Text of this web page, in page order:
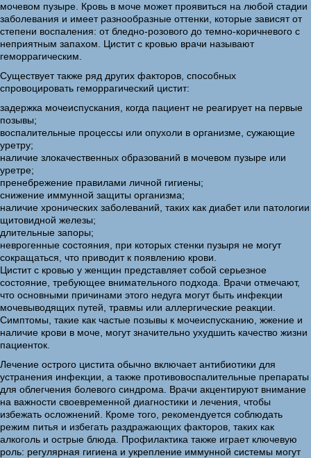
мочевом пузыре. Кровь в моче может проявиться на любой стадии
заболевания и имеет разнообразные оттенки, которые зависят от
степени воспаления: от бледно-розового до темно-коричневого с
неприятным запахом. Цистит с кровью врачи называют
геморрагическим.
Существует также ряд других факторов, способных
спровоцировать геморрагический цистит:
задержка мочеиспускания, когда пациент не реагирует на первые
позывы;
воспалительные процессы или опухоли в организме, сужающие
уретру;
наличие злокачественных образований в мочевом пузыре или
уретре;
пренебрежение правилами личной гигиены;
снижение иммунной защиты организма;
наличие хронических заболеваний, таких как диабет или патологии
щитовидной железы;
длительные запоры;
неврогенные состояния, при которых стенки пузыря не могут
сокращаться, что приводит к появлению крови.
Цистит с кровью у женщин представляет собой серьезное
состояние, требующее внимательного подхода. Врачи отмечают,
что основными причинами этого недуга могут быть инфекции
мочевыводящих путей, травмы или аллергические реакции.
Симптомы, такие как частые позывы к мочеиспусканию, жжение и
наличие крови в моче, могут значительно ухудшить качество жизни
пациенток.
Лечение острого цистита обычно включает антибиотики для
устранения инфекции, а также противовоспалительные препараты
для облегчения болевого синдрома. Врачи акцентируют внимание
на важности своевременной диагностики и лечения, чтобы
избежать осложнений. Кроме того, рекомендуется соблюдать
режим питья и избегать раздражающих факторов, таких как
алкоголь и острые блюда. Профилактика также играет ключевую
роль: регулярная гигиена и укрепление иммунной системы могут